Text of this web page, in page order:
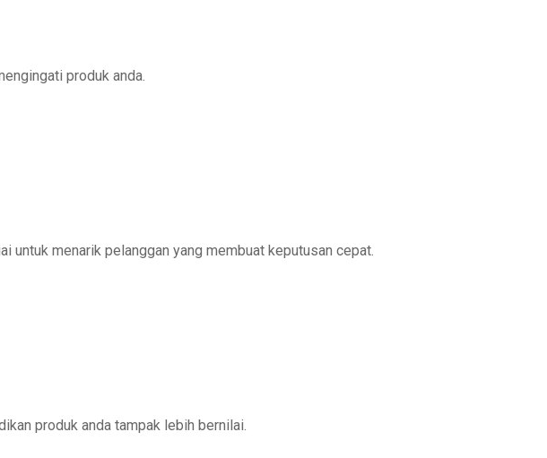
produk anda.
untuk menarik pelanggan yang membuat keputusan cepat.
produk anda tampak lebih bernilai.